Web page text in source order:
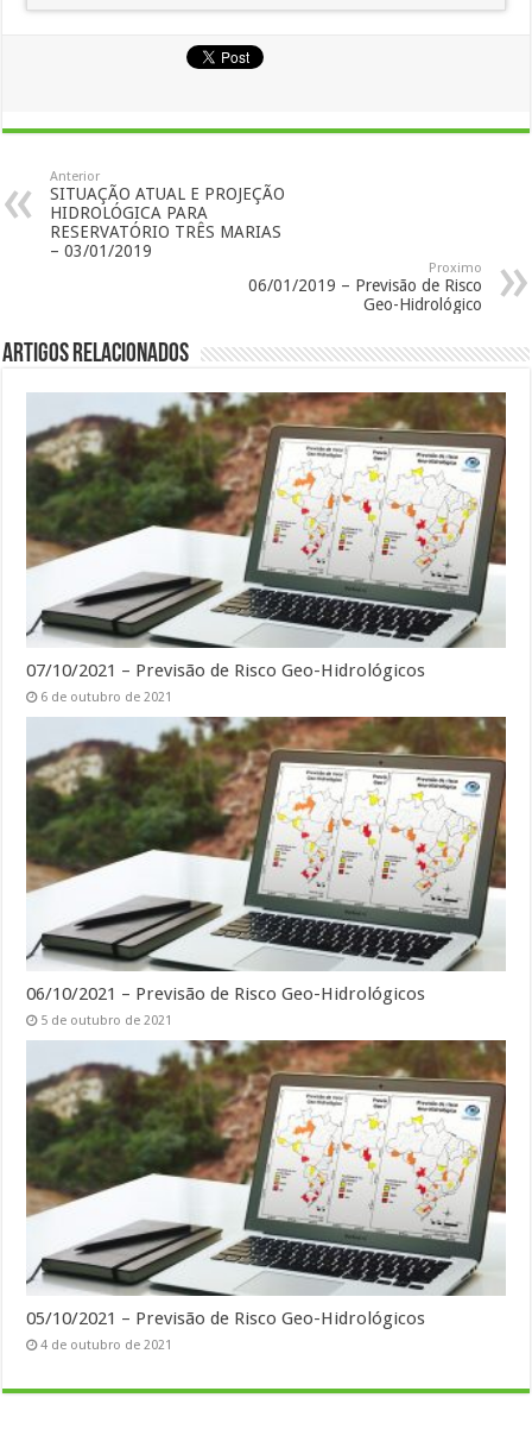
Anterior
SITUAÇÃO ATUAL E PROJEÇÃO
HIDROLÓGICA PARA
RESERVATÓRIO TRÊS MARIAS
– 03/01/2019
Proximo
06/01/2019 – Previsão de Risco
Geo-Hidrológico
Artigos Relacionados
07/10/2021 – Previsão de Risco Geo-Hidrológicos
6 de outubro de 2021
06/10/2021 – Previsão de Risco Geo-Hidrológicos
5 de outubro de 2021
05/10/2021 – Previsão de Risco Geo-Hidrológicos
4 de outubro de 2021